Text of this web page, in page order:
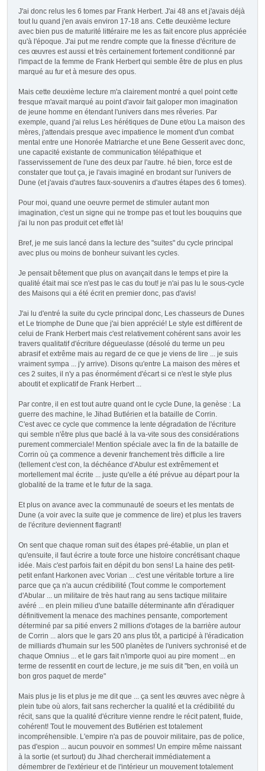
J'ai donc relus les 6 tomes par Frank Herbert. J'ai 48 ans et j'avais déjà
tout lu quand j'en avais environ 17-18 ans. Cette deuxième lecture
avec bien pus de maturité littéraire me les as fait encore plus appréciée
qu'à l'époque. J'ai put me rendre compte que la finesse d'écriture de
ces œuvres est aussi et très certainement fortement conditionné par
l'impact de la femme de Frank Herbert qui semble être de plus en plus
marqué au fur et à mesure des opus.
Mais cette deuxième lecture m'a clairement montré a quel point cette
fresque m'avait marqué au point d'avoir fait galoper mon imagination
de jeune homme en étendant l'univers dans mes rêveries. Par
exemple, quand j'ai relus Les hérétiques de Dune et/ou La maison des
mères, j'attendais presque avec impatience le moment d'un combat
mental entre une Honorée Matriarche et une Bene Gesserit avec donc,
une capacité existante de communication télépathique et
l'asservissement de l'une des deux par l'autre. hé bien, force est de
constater que tout ça, je l'avais imaginé en brodant sur l'univers de
Dune (et j'avais d'autres faux-souvenirs a d'autres étapes des 6 tomes).
Pour moi, quand une oeuvre permet de stimuler autant mon
imagination, c'est un signe qui ne trompe pas et tout les bouquins que
j'ai lu non pas produit cet effet là!
Bref, je me suis lancé dans la lecture des "suites" du cycle principal
avec plus ou moins de bonheur suivant les cycles.
Je pensait bêtement que plus on avançait dans le temps et pire la
qualité était mai sce n'est pas le cas du tout! je n'ai pas lu le sous-cycle
des Maisons qui a été écrit en premier donc, pas d'avis!
J'ai lu d'entré la suite du cycle principal donc, Les chasseurs de Dunes
et Le triomphe de Dune que j'ai bien apprécié! Le style est différent de
celui de Frank Herbert mais c'est relativement cohérent sans avoir les
travers qualitatif d'écriture dégueulasse (désolé du terme un peu
abrasif et extrême mais au regard de ce que je viens de lire ... je suis
vraiment sympa ... j'y arrive). Disons qu'entre La maison des mères et
ces 2 suites, il n'y a pas énormément d'écart si ce n'est le style plus
aboutit et explicatif de Frank Herbert ...
Par contre, il en est tout autre quand ont le cycle Dune, la genèse : La
guerre des machine, le Jihad Butlérien et la bataille de Corrin.
C'est avec ce cycle que commence la lente dégradation de l'écriture
qui semble n'être plus que baclé à la va-vite sous des considérations
purement commerciale! Mention spéciale avec la fin de la bataille de
Corrin où ça commence a devenir franchement très difficile a lire
(tellement c'est con, la déchéance d'Abulur est extrêmement et
mortellement mal écrite ... juste qu'elle a été prévue au départ pour la
globalité de la trame et le futur de la saga.
Et plus on avance avec la communauté de soeurs et les mentats de
Dune (a voir avec la suite que je commence de lire) et plus les travers
de l'écriture deviennent flagrant!
On sent que chaque roman suit des étapes pré-établie, un plan et
qu'ensuite, il faut écrire a toute force une histoire concrétisant chaque
idée. Mais c'est parfois fait en dépit du bon sens! La haine des petit-
petit enfant Harkonen avec Vorian ... c'est une véritable torture a lire
parce que ça n'a aucun crédibilité (Tout comme le comportement
d'Abular ... un militaire de très haut rang au sens tactique militaire
avéré ... en plein milieu d'une bataille déterminante afin d'éradiquer
définitivement la menace des machines pensante, comportement
déterminé par sa pitié envers 2 millions d'otages de la barrière autour
de Corrin ... alors que le gars 20 ans plus tôt, a participé à l'éradication
de milliards d'humain sur les 500 planètes de l'univers sychronisé et de
chaque Omnius ... et le gars fait n'importe quoi au pire moment ... en
terme de ressentit en court de lecture, je me suis dit "ben, en voilà un
bon gros paquet de merde"
Mais plus je lis et plus je me dit que ... ça sent les œuvres avec nègre à
plein tube où alors, fait sans rechercher la qualité et la crédibilité du
récit, sans que la qualité d'écriture vienne rendre le récit patent, fluide,
cohérent! Tout le mouvement des Butlérien est totalement
incompréhensible. L'empire n'a pas de pouvoir militaire, pas de police,
pas d'espion ... aucun pouvoir en sommes! Un empire même naissant
à la sortie (et surtout) du Jihad chercherait immédiatement a
démembrer de l'extérieur et de l'intérieur un mouvement totalement